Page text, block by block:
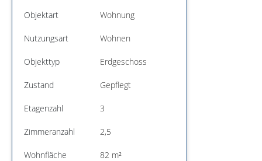
Objektart Wohnung
Nutzungsart Wohnen
Objekttyp Erdgeschoss
Zustand Gepflegt
Etagenzahl 3
Zimmeranzahl 2,5
Wohnfläche 82 m²